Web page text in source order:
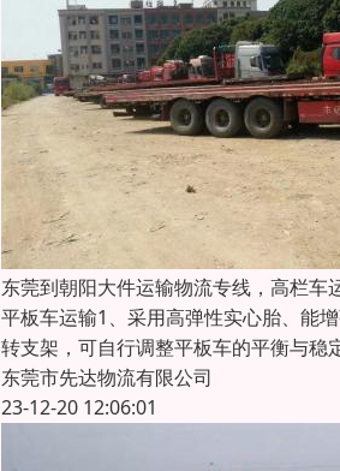
东莞到朝阳大件运输物流专线，高栏车
平板车运输1、采用高弹性实心胎、能
转支架，可自行调整平板车的平衡与
东莞市先达物流有限公司
23-12-20 12:06:01